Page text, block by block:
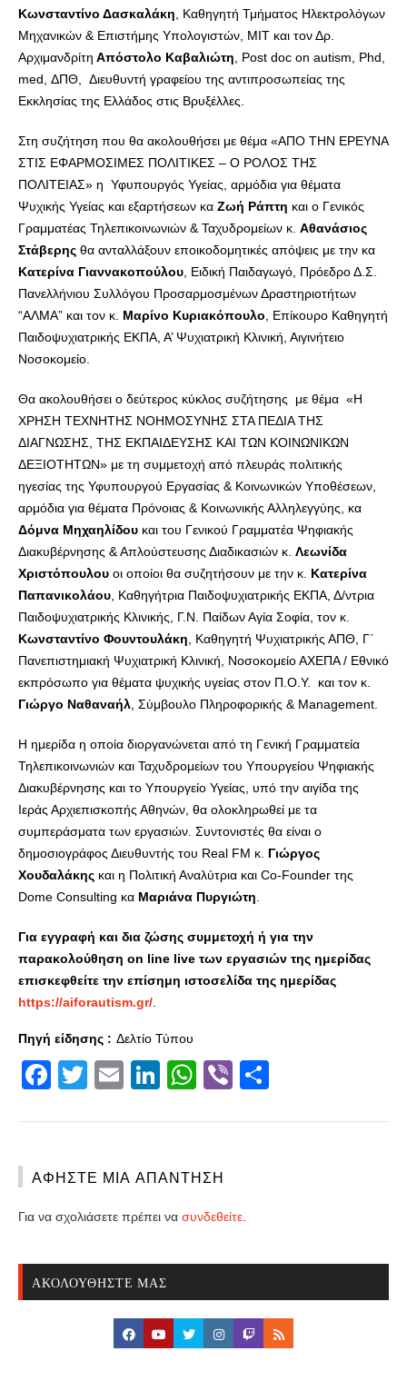
Κωνσταντίνο Δασκαλάκη , Καθηγητή Τμήματος Ηλεκτρολόγων
Μηχανικών & Επιστήμης Υπολογιστών, ΜΙΤ και τον Δρ.
Αρχιμανδρίτη Απόστολο Καβαλιώτη , Post doc on autism, Phd,
med, ΔΠΘ, Διευθυντή γραφείου της αντιπροσωπείας της
Εκκλησίας της Ελλάδος στις Βρυξέλλες.
Στη συζήτηση που θα ακολουθήσει με θέμα «ΑΠΟ ΤΗΝ ΕΡΕΥΝΑ
ΣΤΙΣ ΕΦΑΡΜΟΣΙΜΕΣ ΠΟΛΙΤΙΚΕΣ – Ο ΡΟΛΟΣ ΤΗΣ
ΠΟΛΙΤΕΙΑΣ» η Υφυπουργός Υγείας, αρμόδια για θέματα
Ψυχικής Υγείας και εξαρτήσεων κα Ζωή Ράπτη και ο Γενικός
Γραμματέας Τηλεπικοινωνιών & Ταχυδρομείων κ. Αθανάσιος
Στάβερης θα ανταλλάξουν εποικοδομητικές απόψεις με την κα
Κατερίνα Γιαννακοπούλου , Ειδική Παιδαγωγό, Πρόεδρο Δ.Σ.
Πανελλήνιου Συλλόγου Προσαρμοσμένων Δραστηριοτήτων
“ΑΛΜΑ” και τον κ. Μαρίνο Κυριακόπουλο , Επίκουρο Καθηγητή
Παιδοψυχιατρικής ΕΚΠΑ, Α’ Ψυχιατρική Κλινική, Αιγινήτειο
Νοσοκομείο.
Θα ακολουθήσει ο δεύτερος κύκλος συζήτησης με θέμα «Η
ΧΡΗΣΗ ΤΕΧΝΗΤΗΣ ΝΟΗΜΟΣΥΝΗΣ ΣΤΑ ΠΕΔΙΑ ΤΗΣ
ΔΙΑΓΝΩΣΗΣ, ΤΗΣ ΕΚΠΑΙΔΕΥΣΗΣ ΚΑΙ ΤΩΝ ΚΟΙΝΩΝΙΚΩΝ
ΔΕΞΙΟΤΗΤΩΝ» με τη συμμετοχή από πλευράς πολιτικής
ηγεσίας της Υφυπουργού Εργασίας & Κοινωνικών Υποθέσεων,
αρμόδια για θέματα Πρόνοιας & Κοινωνικής Αλληλεγγύης, κα
Δόμνα Μηχαηλίδου και του Γενικού Γραμματέα Ψηφιακής
Διακυβέρνησης & Απλούστευσης Διαδικασιών κ. Λεωνίδα
Χριστόπουλου οι οποίοι θα συζητήσουν με την κ. Κατερίνα
Παπανικολάου , Καθηγήτρια Παιδοψυχιατρικής ΕΚΠΑ, Δ/ντρια
Παιδοψυχιατρικής Κλινικής, Γ.Ν. Παίδων Αγία Σοφία, τον κ.
Κωνσταντίνο Φουντουλάκη , Καθηγητή Ψυχιατρικής ΑΠΘ, Γ΄
Πανεπιστημιακή Ψυχιατρική Κλινική, Νοσοκομείο ΑΧΕΠΑ / Εθνικό
εκπρόσωπο για θέματα ψυχικής υγείας στον Π.Ο.Υ. και τον κ.
Γιώργο Ναθαναήλ , Σύμβουλο Πληροφορικής & Management.
Η ημερίδα η οποία διοργανώνεται από τη Γενική Γραμματεία
Τηλεπικοινωνιών και Ταχυδρομείων του Υπουργείου Ψηφιακής
Διακυβέρνησης και το Υπουργείο Υγείας, υπό την αιγίδα της
Ιεράς Αρχιεπισκοπής Αθηνών, θα ολοκληρωθεί με τα
συμπεράσματα των εργασιών. Συντονιστές θα είναι ο
δημοσιογράφος Διευθυντής του Real FM κ. Γιώργος
Χουδαλάκης και η Πολιτική Αναλύτρια και Co-Founder της
Dome Consulting κα Μαριάνα Πυργιώτη
Για εγγραφή και δια ζώσης συμμετοχή ή για την
παρακολούθηση on line live των εργασιών της ημερίδας
επισκεφθείτε την επίσημη ιστοσελίδα της ημερίδας
https://aiforautism.gr/
Πηγή είδησης : Δελτίο Τύπου
Facebook
Twitter
EmailLinkedIn
WhatsApp
Viber
ΑΦΉΣΤΕ ΜΙΑ ΑΠΆΝΤΗΣΗ
Για να σχολιάσετε πρέπει να συνδεθείτε
ΑΚΟΛΟΥΘΉΣΤΕ ΜΑΣ